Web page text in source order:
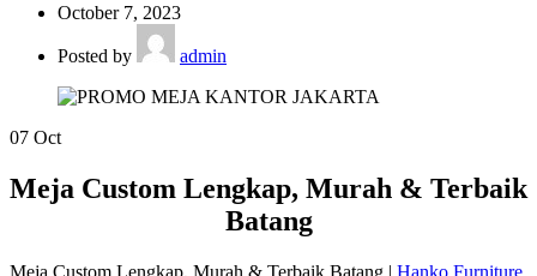
October 7, 2023
Posted by admin
07 Oct
Meja Custom Lengkap, Murah & Terbaik
Batang
Meja Custom Lengkap, Murah & Terbaik Batang | Hanko Furniture